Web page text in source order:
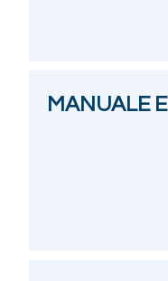
MANUALE